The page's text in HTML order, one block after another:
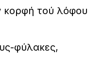
κορφή τού λόφου
φύλακες,